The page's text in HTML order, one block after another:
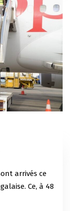
arrivés ce
Ce, à 48